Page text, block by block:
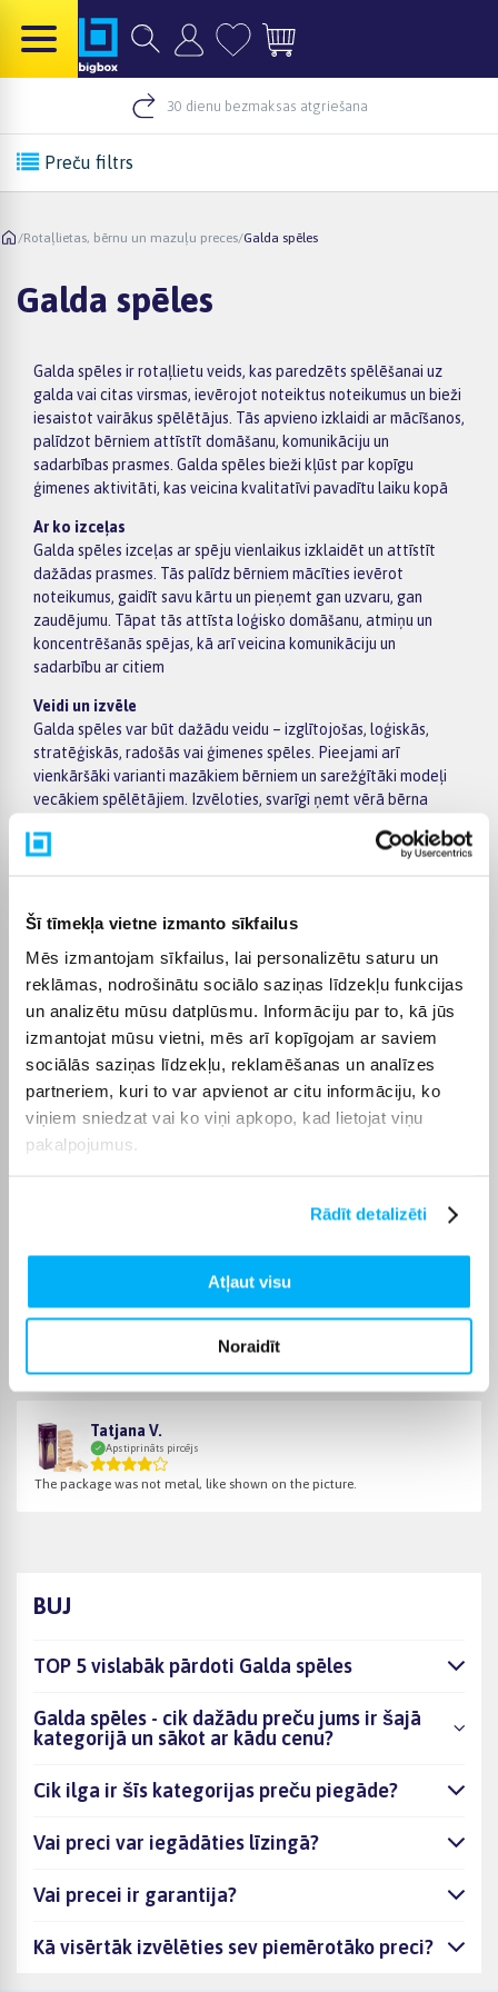
Šī tīmekļa vietne izmanto sīkfailus
Mēs izmantojam sīkfailus, lai personalizētu saturu un
reklāmas, nodrošinātu sociālo saziņas līdzekļu funkcijas
un analizētu mūsu datplūsmu. Informāciju par to, kā jūs
izmantojat mūsu vietni, mēs arī kopīgojam ar saviem
sociālās saziņas līdzekļu, reklamēšanas un analīzes
partneriem, kuri to var apvienot ar citu informāciju, ko
viņiem sniedzat vai ko viņi apkopo, kad lietojat viņu
pakalpojumus.
Rādīt detalizēti
Atļaut visu
Noraidīt
30 dienu bezmaksas atgriešana
Preču filtrs
/Rotaļlietas, bērnu un mazuļu preces/Galda spēles
Galda spēles
Galda spēles ir rotaļlietu veids, kas paredzēts spēlēšanai uz
galda vai citas virsmas, ievērojot noteiktus noteikumus un bieži
iesaistot vairākus spēlētājus. Tās apvieno izklaidi ar mācīšanos,
palīdzot bērniem attīstīt domāšanu, komunikāciju un
sadarbības prasmes. Galda spēles bieži kļūst par kopīgu
ģimenes aktivitāti, kas veicina kvalitatīvi pavadītu laiku kopā
Ar ko izceļas
Galda spēles izceļas ar spēju vienlaikus izklaidēt un attīstīt
dažādas prasmes. Tās palīdz bērniem mācīties ievērot
noteikumus, gaidīt savu kārtu un pieņemt gan uzvaru, gan
zaudējumu. Tāpat tās attīsta loģisko domāšanu, atmiņu un
koncentrēšanās spējas, kā arī veicina komunikāciju un
sadarbību ar citiem
Veidi un izvēle
Galda spēles var būt dažādu veidu – izglītojošas, loģiskās,
stratēģiskās, radošās vai ģimenes spēles. Pieejami arī
vienkāršāki varianti mazākiem bērniem un sarežģītāki modeļi
vecākiem spēlētājiem. Izvēloties, svarīgi ņemt vērā bērna
būs piemērota vienam vai vairākiem spēlētājiem
ģimenei. Tās ir lieliski piemērotas gan ikdienas brīvā laika
pavadīšanai, gan kopīgām spēļu vakariem, palīdzot attīstīt
prasmes un vienlaikus nodrošinot izklaidi. Šādas spēles veicina
gan bērna attīstību, gan savstarpējo saikni starp spēlētājiem
Bigbox
Iegādājoties galda spēles, Bigbox piedāvā iespēju izmantot
bezprocentu nomaksu līdz 6 mēnešiem. Pārbaudiet pie katra
produkta, vai tam ir pieejama bezmaksas piegāde.
Renata B.
Tatjana V.
Apstiprināts pircējs
The package was not metal, like shown on the picture.
BUJ
TOP 5 vislabāk pārdoti Galda spēles
Galda spēles - cik dažādu preču jums ir šajā
kategorijā un sākot ar kādu cenu?
Cik ilga ir šīs kategorijas preču piegāde?
Vai preci var iegādāties līzingā?
Vai precei ir garantija?
Kā visērtāk izvēlēties sev piemērotāko preci?